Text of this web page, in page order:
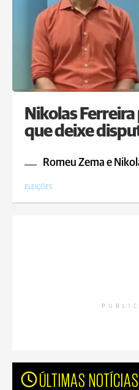
Nikolas
que deixe
Romeu Zema e
ELEIÇÕES
ÚLTIMAS NOTÍCIAS